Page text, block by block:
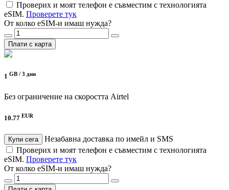
Проверих и моят телефон е съвместим с технологията
eSIM. Проверете тук
От колко eSIM-и имаш нужда?
Плати с карта
1 GB / 3 дни
Без ограничение на скоростта Airtel
10.77 EUR
Купи сега
Незабавна доставка по имейл и SMS
Проверих и моят телефон е съвместим с технологията
eSIM. Проверете тук
От колко eSIM-и имаш нужда?